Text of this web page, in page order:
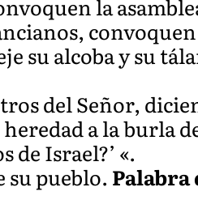
la
convoquen
su alcoba y su
del Señor,
a la burla
de Israel?’ «.
su pueblo. Palabra